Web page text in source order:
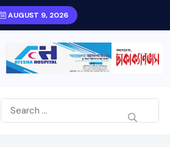
AUGUST 9, 2026